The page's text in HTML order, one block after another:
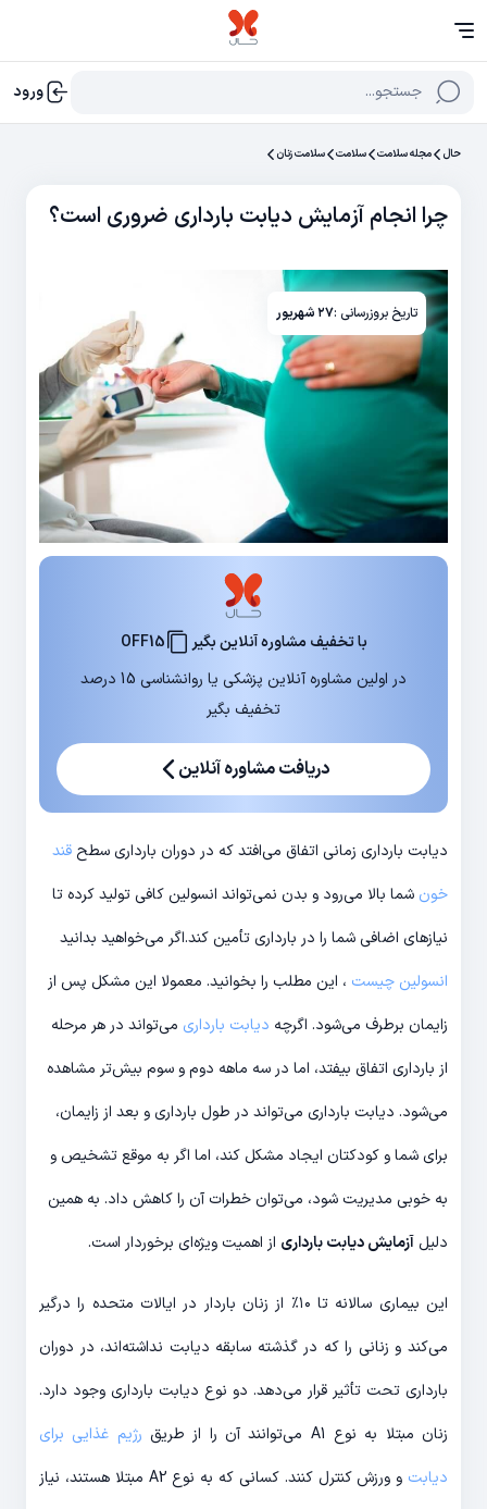
جستجو... ورود
حال مجله سلامت سلامت سلامت زنان
چرا انجام آزمایش دیابت بارداری ضروری است؟
تاریخ بروزرسانی :۲۷ شهریور
با تخفیف مشاوره آنلاین بگیر
OFF15
در اولین مشاوره آنلاین پزشکی یا روانشناسی 15 درصد
تخفیف بگیر
دریافت مشاوره آنلاین
دیابت بارداری زمانی اتفاق می‌افتد که در دوران بارداری سطح قند
خون شما بالا می‌رود و بدن نمی‌تواند انسولین کافی تولید کرده تا
نیازهای اضافی شما را در بارداری تأمین کند.اگر می‌خواهید بدانید
انسولین چیست ، این مطلب را بخوانید. معمولا این مشکل پس از
زایمان برطرف می‌شود. اگرچه دیابت بارداری می‌تواند در هر مرحله
از بارداری اتفاق بیفتد، اما در سه ماهه دوم و سوم بیش‌تر مشاهده
می‌شود. دیابت بارداری می‎‌تواند در طول بارداری و بعد از زایمان،
برای شما و کودکتان ایجاد مشکل کند، اما اگر به موقع تشخیص و
به خوبی مدیریت شود، می‌توان خطرات آن را کاهش داد. به همین
دلیل آزمایش دیابت بارداری از اهمیت ویژه‌ای برخوردار است.
این بیماری سالانه تا ۱۰٪ از زنان باردار در ایالات متحده را درگیر
می‌کند و زنانی را که در گذشته سابقه دیابت نداشته‌اند، در دوران
بارداری تحت تأثیر قرار می‌دهد. دو نوع دیابت بارداری وجود دارد.
زنان مبتلا به نوع A1 می‌توانند آن را از طریق
رژیم غذایی برای
دیابت
و ورزش کنترل کنند. کسانی که به نوع A2 مبتلا هستند، نیاز